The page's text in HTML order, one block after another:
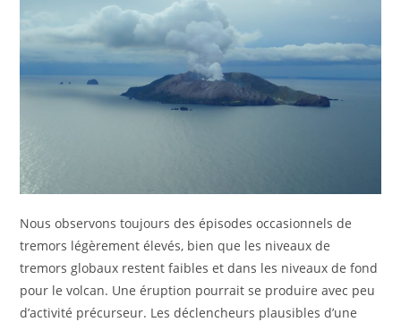
Nous observons toujours des épisodes occasionnels de
tremors légèrement élevés, bien que les niveaux de
tremors globaux restent faibles et dans les niveaux de fond
pour le volcan. Une éruption pourrait se produire avec peu
d’activité précurseur. Les déclencheurs plausibles d’une